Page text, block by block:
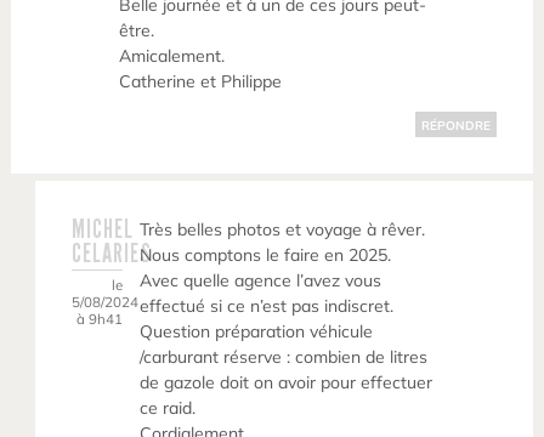
Belle journée et à un de ces jours peut-
être.
Amicalement.
Catherine et Philippe
RÉPONDRE
MICHEL
CELARIES
le
5/08/2024
à 9h41
Très belles photos et voyage à rêver.
Nous comptons le faire en 2025.
Avec quelle agence l’avez vous
effectué si ce n’est pas indiscret.
Question préparation véhicule
/carburant réserve : combien de litres
de gazole doit on avoir pour effectuer
ce raid.